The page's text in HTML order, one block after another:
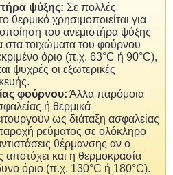
ψύξης: Σε πολλές
θερμικό χρησιμοποιείται για
του ανεμιστήρα ψύξης
στα τοιχώματα του φούρνου
όριο (π.χ. 63°C ή 90°C),
ψυχρές οι εξωτερικές
φούρνου: Άλλα παρόμοια
ή θερμικά
ως διάταξη ασφαλείας
ρεύματος σε ολόκληρο
θέρμανσης αν ο
αποτύχει και η θερμοκρασία
όριο (π.χ. 130°C ή 180°C).